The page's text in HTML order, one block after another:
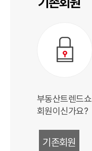
부동산트렌드쇼
회원이신가요?
기존회원